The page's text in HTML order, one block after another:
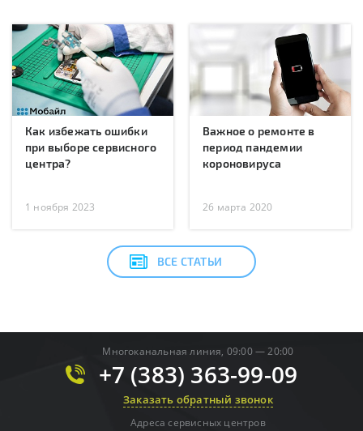
Как избежать ошибки
при выборе сервисного
центра?
1 ноября 2023
Важное о ремонте в
период пандемии
короновируса
26 марта 2020
ВСЕ СТАТЬИ
Многоканальная линия, 09:00 — 20:00
+7 (383) 363-99-09
Заказать обратный звонок
Адреса сервисных центров